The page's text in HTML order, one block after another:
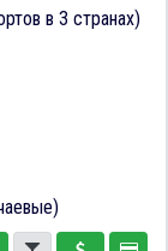
в 3 странах)